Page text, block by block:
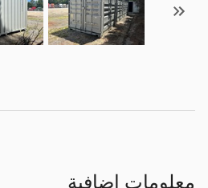
معلومات إضافية